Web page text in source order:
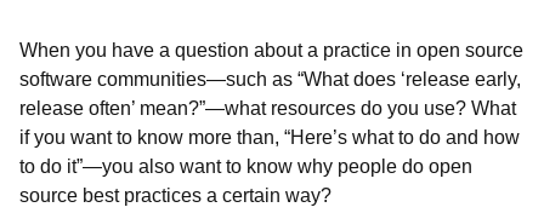
When you have a question about a practice in open source
software communities—such as “What does ‘release early,
release often’ mean?”—what resources do you use? What
if you want to know more than, “Here’s what to do and how
to do it”—you also want to know why people do open
source best practices a certain way?